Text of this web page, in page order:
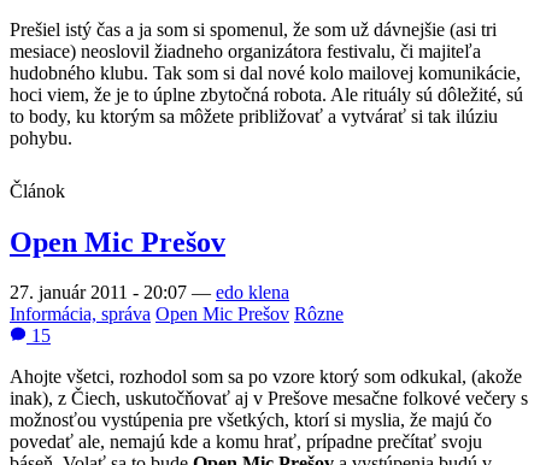
Prešiel istý čas a ja som si spomenul, že som už dávnejšie (asi tri
mesiace) neoslovil žiadneho organizátora festivalu, či majiteľa
hudobného klubu. Tak som si dal nové kolo mailovej komunikácie,
hoci viem, že je to úplne zbytočná robota. Ale rituály sú dôležité, sú
to body, ku ktorým sa môžete približovať a vytvárať si tak ilúziu
pohybu.
Článok
Open Mic Prešov
27. január 2011 - 20:07 — edo klena
Informácia, správa Open Mic Prešov Rôzne
15
Ahojte všetci, rozhodol som sa po vzore ktorý som odkukal, (akože
inak), z Čiech, uskutočňovať aj v Prešove mesačne folkové večery s
možnosťou vystúpenia pre všetkých, ktorí si myslia, že majú čo
povedať ale, nemajú kde a komu hrať, prípadne prečítať svoju